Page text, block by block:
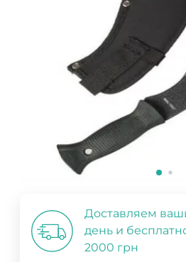
Доставляем
день и
2000 грн